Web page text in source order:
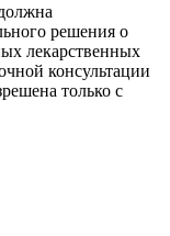
решения о
лекарственных
консультации
только с